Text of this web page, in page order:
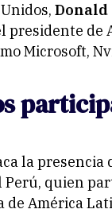
presidente de
Microsoft,
la presencia
Perú, quien
de América